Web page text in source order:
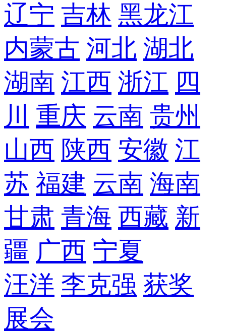
辽宁 吉林 黑龙江
内蒙古 河北 湖北
湖南 江西 浙江 四
川
重庆 云南 贵州
山西 陕西 安徽 江
苏 福建 云南 海南
甘肃 青海 西藏 新
疆 广西 宁夏
汪洋 李克强 获奖
展会